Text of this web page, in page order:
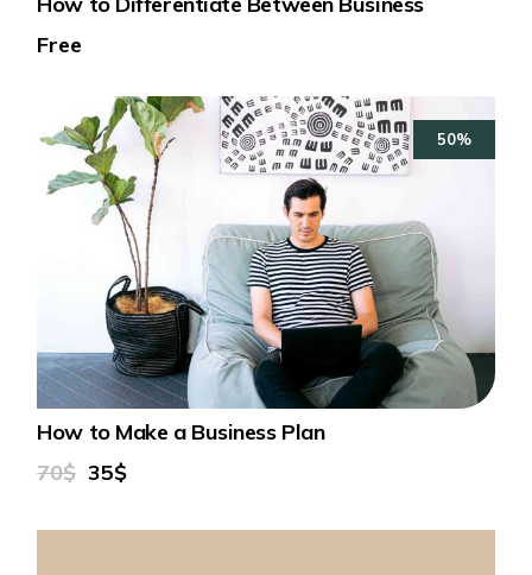
Free
50%
How to Make a Business Plan
70$ 35$